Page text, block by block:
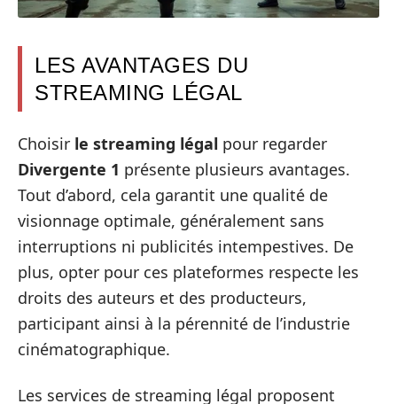
LES AVANTAGES DU
STREAMING LÉGAL
Choisir le streaming légal pour regarder
Divergente 1 présente plusieurs avantages.
Tout d’abord, cela garantit une qualité de
visionnage optimale, généralement sans
interruptions ni publicités intempestives. De
plus, opter pour ces plateformes respecte les
droits des auteurs et des producteurs,
participant ainsi à la pérennité de l’industrie
cinématographique.
Les services de streaming légal proposent